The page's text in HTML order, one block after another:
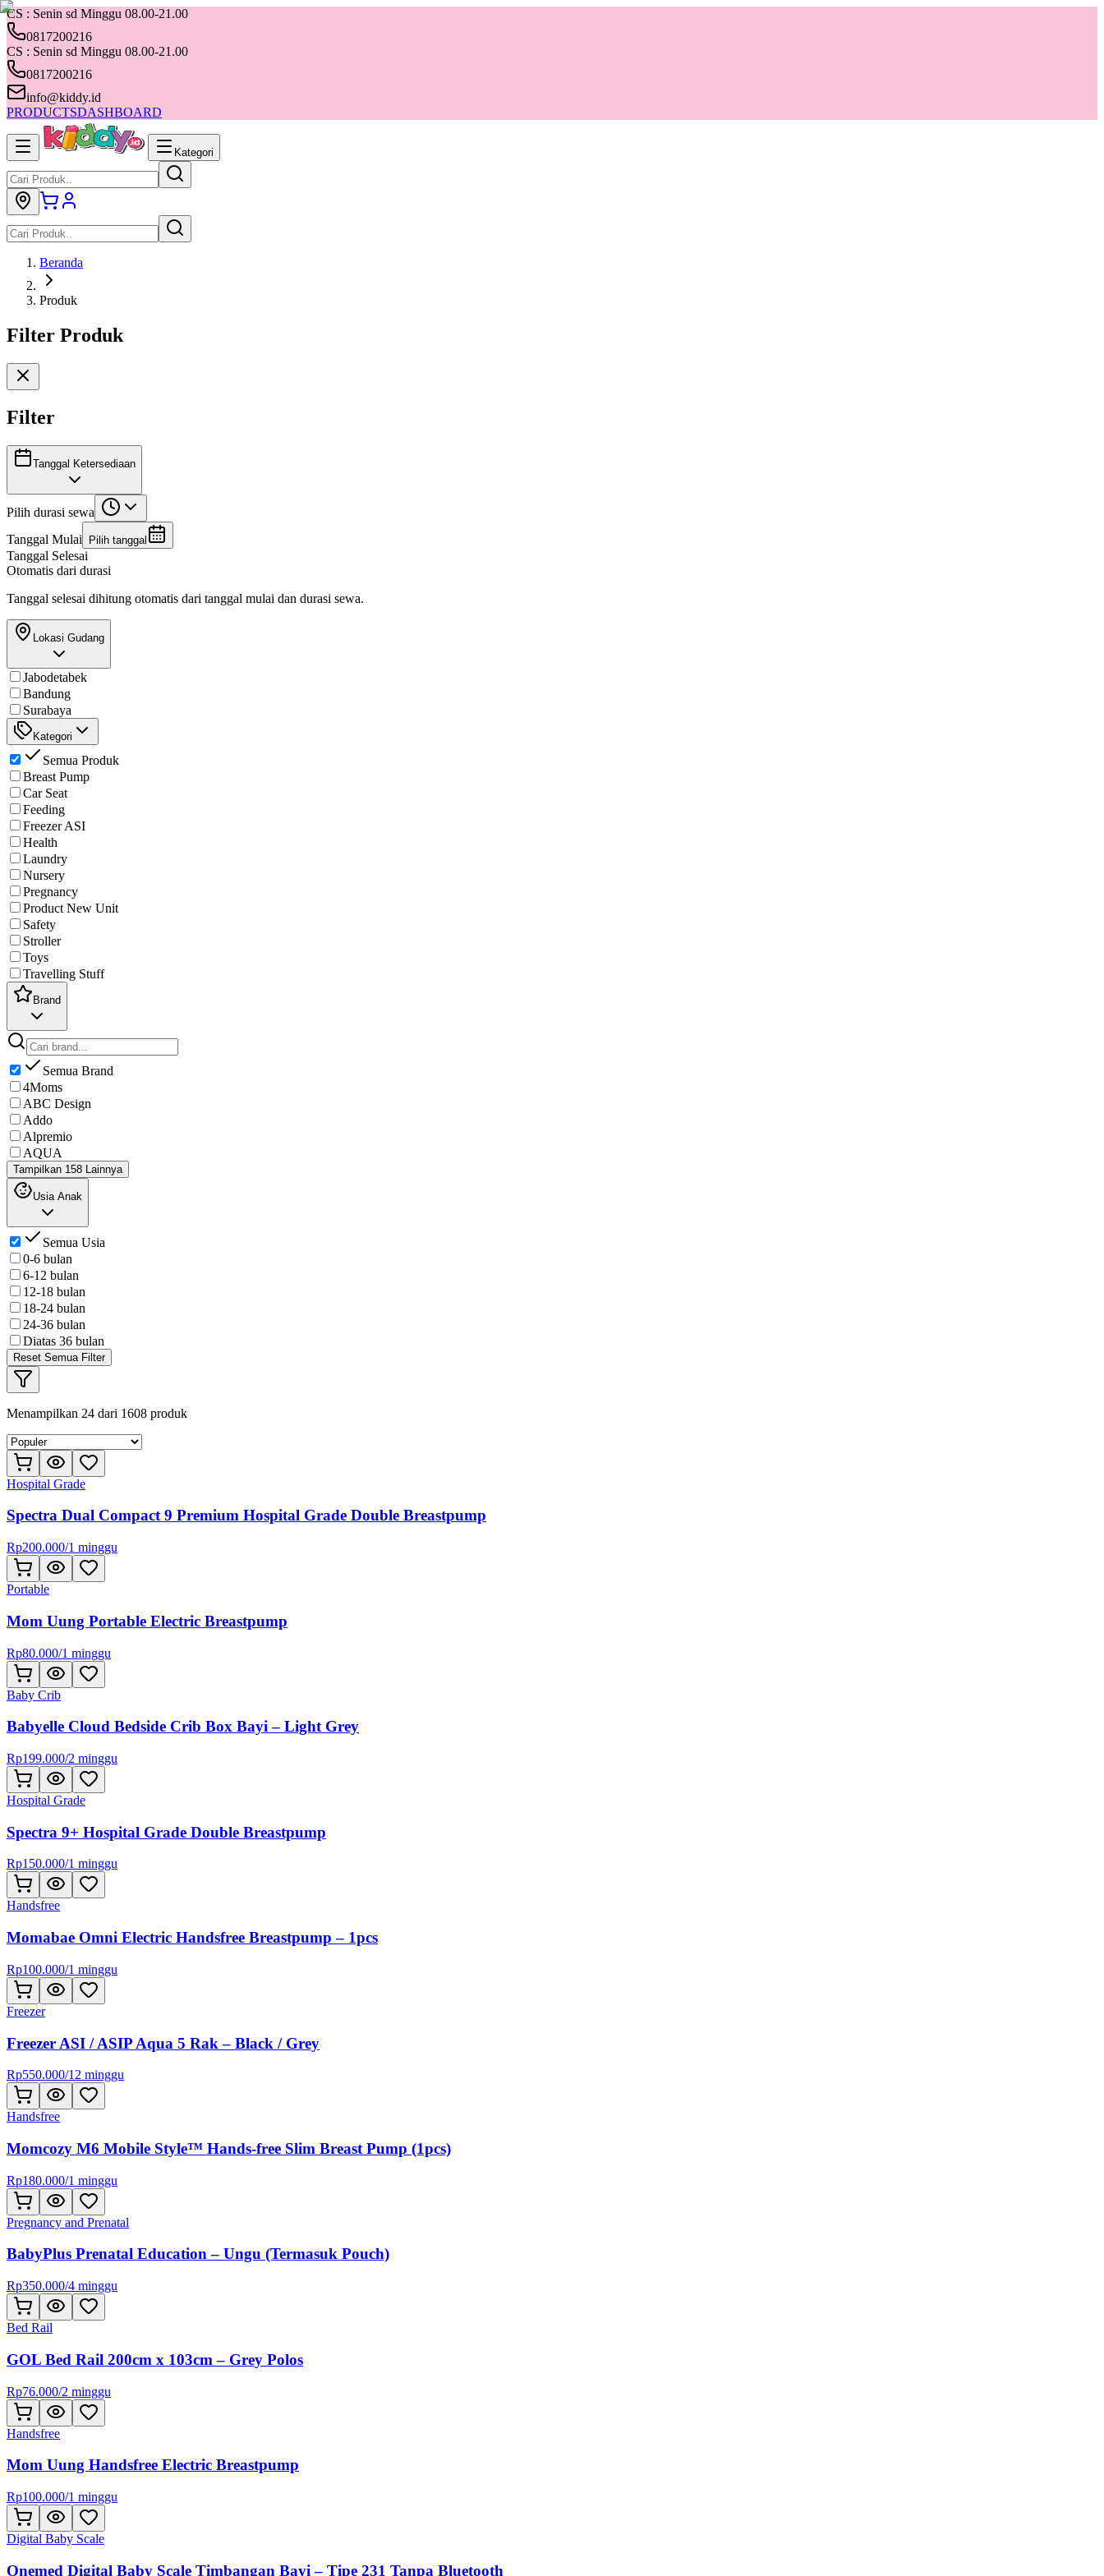
CS : Senin sd Minggu 08.00-21.00
0817200216
CS : Senin sd Minggu 08.00-21.00
0817200216
info@kiddy.id
PRODUCTSDASHBOARD
Kategori
Beranda
Produk
Filter Produk
Filter
Tanggal Ketersediaan
Pilih durasi sewa
Tanggal Mulai
Pilih tanggal
Tanggal Selesai
Otomatis dari durasi
Tanggal selesai dihitung otomatis dari tanggal mulai dan durasi sewa.
Lokasi Gudang
Jabodetabek
Bandung
Surabaya
Kategori
Semua Produk
Breast Pump
Car Seat
Feeding
Freezer ASI
Health
Laundry
Nursery
Pregnancy
Product New Unit
Safety
Stroller
Toys
Travelling Stuff
Brand
Semua Brand
4Moms
ABC Design
Addo
Alpremio
AQUA
Tampilkan 158 Lainnya
Usia Anak
Semua Usia
0-6 bulan
6-12 bulan
12-18 bulan
18-24 bulan
24-36 bulan
Diatas 36 bulan
Reset Semua Filter
Menampilkan 24 dari 1608 produk
Hospital Grade
Spectra Dual Compact 9 Premium Hospital Grade Double Breastpump
Rp200.000/1 minggu
Portable
Mom Uung Portable Electric Breastpump
Rp80.000/1 minggu
Baby Crib
Babyelle Cloud Bedside Crib Box Bayi – Light Grey
Rp199.000/2 minggu
Hospital Grade
Spectra 9+ Hospital Grade Double Breastpump
Rp150.000/1 minggu
Handsfree
Momabae Omni Electric Handsfree Breastpump – 1pcs
Rp100.000/1 minggu
Freezer
Freezer ASI / ASIP Aqua 5 Rak – Black / Grey
Rp550.000/12 minggu
Handsfree
Momcozy M6 Mobile Style™ Hands-free Slim Breast Pump (1pcs)
Rp180.000/1 minggu
Pregnancy and Prenatal
BabyPlus Prenatal Education – Ungu (Termasuk Pouch)
Rp350.000/4 minggu
Bed Rail
GOL Bed Rail 200cm x 103cm – Grey Polos
Rp76.000/2 minggu
Handsfree
Mom Uung Handsfree Electric Breastpump
Rp100.000/1 minggu
Digital Baby Scale
Onemed Digital Baby Scale Timbangan Bayi – Tipe 231 Tanpa Bluetooth